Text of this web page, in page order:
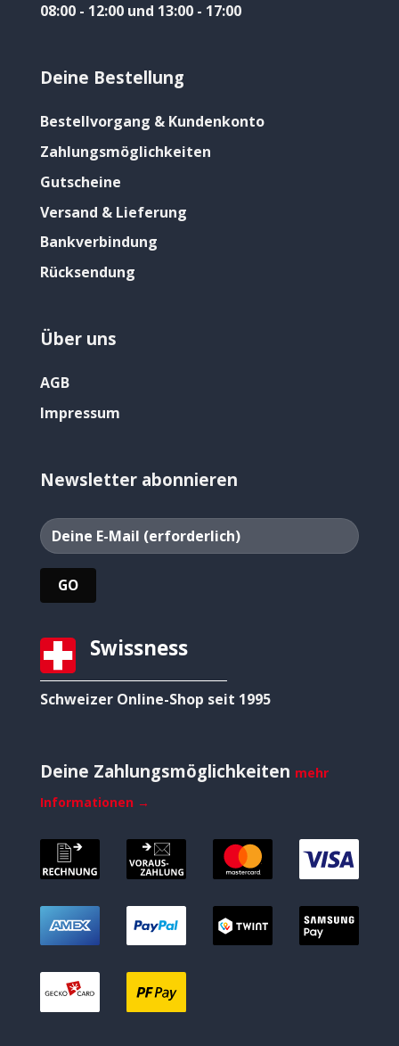
08:00 - 12:00 und 13:00 - 17:00
Deine Bestellung
Bestellvorgang & Kundenkonto
Zahlungsmöglichkeiten
Gutscheine
Versand & Lieferung
Bankverbindung
Rücksendung
Über uns
AGB
Impressum
Newsletter abonnieren
Swissness
Schweizer Online-Shop seit 1995
Deine Zahlungsmöglichkeiten mehr
Informationen →